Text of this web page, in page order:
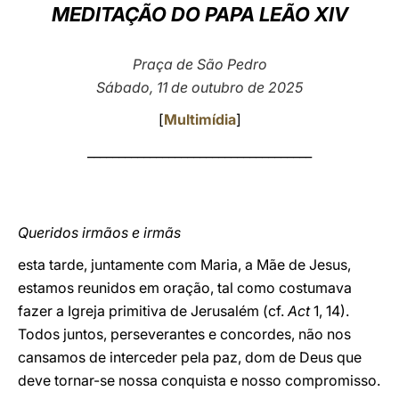
MEDITAÇÃO DO PAPA LEÃO XIV
Praça de São Pedro
Sábado, 11 de outubro de 2025
[Multimídia]
Queridos irmãos e irmãs
esta tarde, juntamente com Maria, a Mãe de Jesus,
estamos reunidos em oração, tal como costumava
fazer a Igreja primitiva de Jerusalém (cf.Act1, 14).
Todos juntos, perseverantes e concordes, não nos
cansamos de interceder pela paz, dom de Deus que
deve tornar-se nossa conquista e nosso compromisso.